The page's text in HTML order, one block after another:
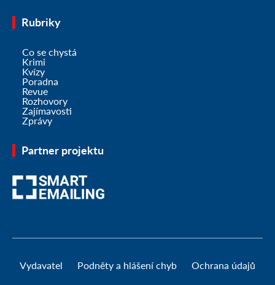
Rubriky
Co se chystá
Krimi
Kvízy
Poradna
Revue
Rozhovory
Zajímavosti
Zprávy
Partner projektu
Vydavatel Podněty a hlášení chyb Ochrana údajů